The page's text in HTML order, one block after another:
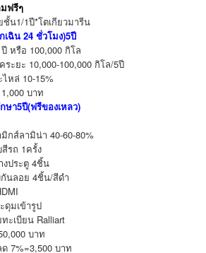
ฟรีๆ
น1/1ปี*โตเกียวมารีน
เฉิน 24 ชั่วโมง)5ปี
หรือ 100,000 กิโล
ระยะ 10,000-100,000 กิโล/5ปี
หล่ 10-15%
บาท
ษา5ปี(ฟรีของเหลว)
กส์ลามิน่า 40-60-80%
รถ 1ครั้ง
ประตู 4ชิ้น
นลอย 4ชิ้น/สีดำ
ดุมเข้ารูป
ะเบียน Ralliart
บาท
7%=3,500 บาท